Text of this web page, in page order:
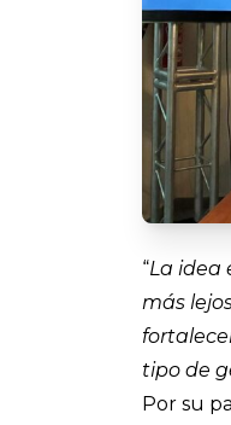
“La idea
más
tipo de
Por su